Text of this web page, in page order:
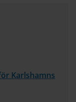
Karlshamns